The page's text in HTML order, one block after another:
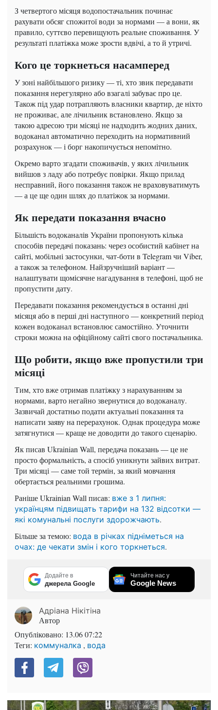
З четвертого місяця водопостачальник починає
рахувати обсяг спожитої води за нормами — а вони, як
правило, суттєво перевищують реальне споживання. У
результаті платіжка може зрости вдвічі, а то й утричі.
Кого це торкнеться насамперед
У зоні найбільшого ризику — ті, хто звик передавати
показання нерегулярно або взагалі забуває про це.
Також під удар потрапляють власники квартир, де ніхто
не проживає, але лічильник встановлено. Якщо за
такою адресою три місяці не надходить жодних даних,
водоканал автоматично переходить на нормативний
розрахунок — і борг накопичується непомітно.
Окремо варто згадати споживачів, у яких лічильник
вийшов з ладу або потребує повірки. Якщо прилад
несправний, його показання також не враховуватимуть
— а це ще один шлях до платіжок за нормами.
Як передати показання вчасно
Більшість водоканалів України пропонують кілька
способів передачі показань: через особистий кабінет на
сайті, мобільні застосунки, чат-боти в Telegram чи Viber,
а також за телефоном. Найзручніший варіант —
налаштувати щомісячне нагадування в телефоні, щоб не
пропустити дату.
Передавати показання рекомендується в останні дні
місяця або в перші дні наступного — конкретний період
кожен водоканал встановлює самостійно. Уточнити
строки можна на офіційному сайті свого постачальника.
Що робити, якщо вже пропустили три
місяці
Тим, хто вже отримав платіжку з нарахуванням за
нормами, варто негайно звернутися до водоканалу.
Зазвичай достатньо подати актуальні показання та
написати заяву на перерахунок. Однак процедура може
затягнутися — краще не доводити до такого сценарію.
Як писав Ukrainian Wall, передача показань — це не
просто формальність, а спосіб уникнути зайвих витрат.
Три місяці — саме той термін, за який мовчання
обертається реальними грошима.
Раніше Ukrainian Wall писав: вже з 1 липня:
українцям підвищать тарифи на 132 відсотки —
які комунальні послуги здорожчають.
Більше за темою: вода в річках підніметься на
очах: де чекати змін і кого торкнеться.
Додайте в
джерела Google
Читайте нас у
Google News
Адріана Нікітіна
Автор
Опубліковано: 13.06 07:22
Теги: коммуналка , вода